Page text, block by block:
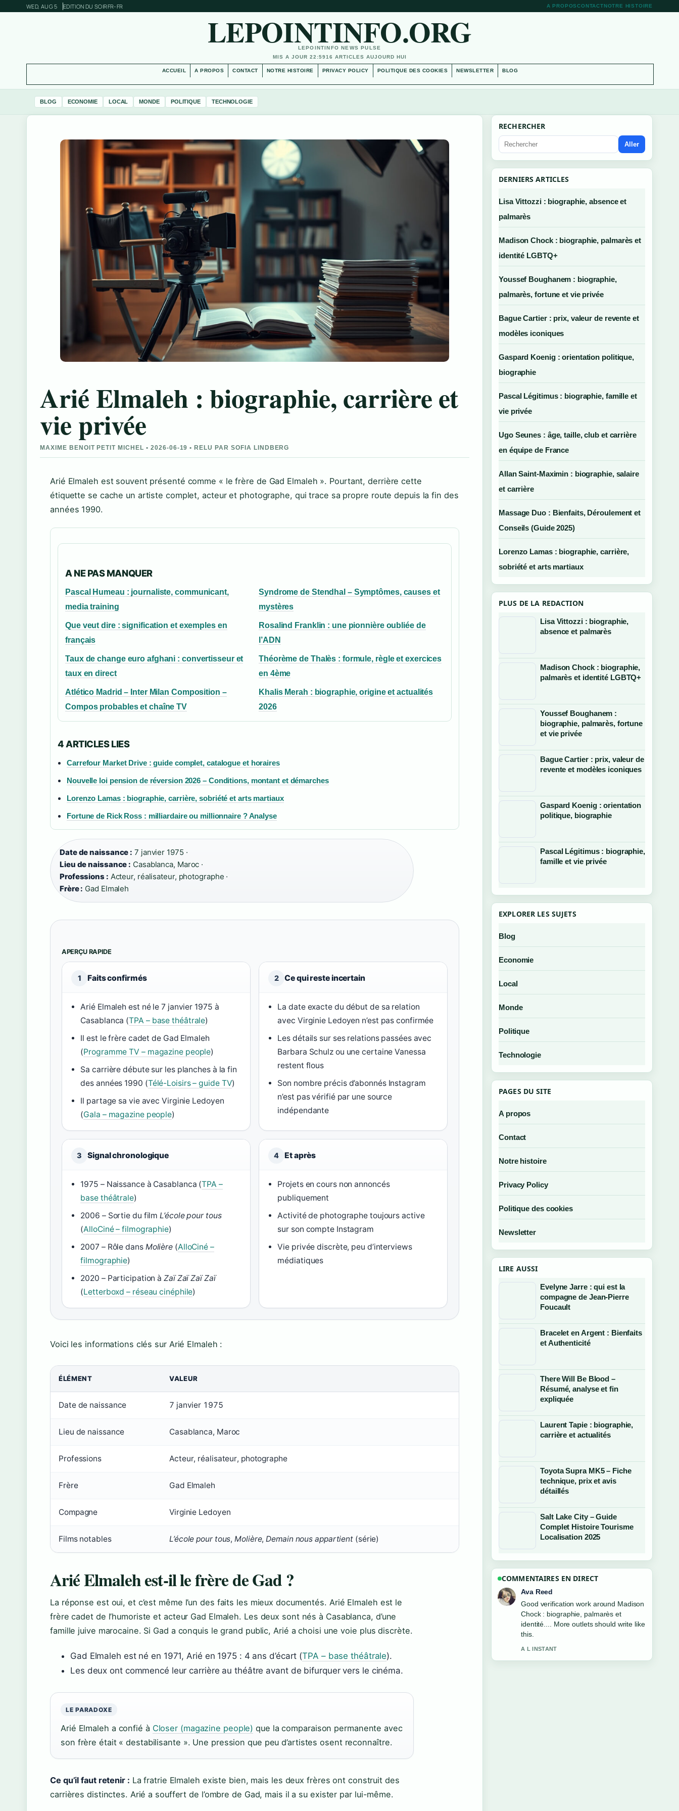
WED, AUG 5 EDITION DU SOIRFR-FR A PROPOSCONTACTNOTRE HISTOIRE
LEPOINTINFO.ORG
LEPOINTINFO NEWS PULSE
MIS A JOUR 22:5916 ARTICLES AUJOURD HUI
ACCUEIL A PROPOS CONTACT NOTRE HISTOIRE PRIVACY POLICY POLITIQUE DES COOKIES NEWSLETTER BLOG
BLOG ECONOMIE LOCAL MONDE POLITIQUE TECHNOLOGIE
Arié Elmaleh : biographie, carrière et
vie privée
MAXIME BENOIT PETIT MICHEL • 2026-06-19 • RELU PAR SOFIA LINDBERG
Arié Elmaleh est souvent présenté comme « le frère de Gad Elmaleh ». Pourtant, derrière cette
étiquette se cache un artiste complet, acteur et photographe, qui trace sa propre route depuis la fin des
années 1990.
A NE PAS MANQUER
Pascal Humeau : journaliste, communicant,
media training
Syndrome de Stendhal – Symptômes, causes et
mystères
Que veut dire : signification et exemples en
français
Rosalind Franklin : une pionnière oubliée de
l’ADN
Taux de change euro afghani : convertisseur et
taux en direct
Théorème de Thalès : formule, règle et exercices
en 4ème
Atlético Madrid – Inter Milan Composition –
Compos probables et chaîne TV
Khalis Merah : biographie, origine et actualités
2026
4 ARTICLES LIES
Carrefour Market Drive : guide complet, catalogue et horaires
Nouvelle loi pension de réversion 2026 – Conditions, montant et démarches
Lorenzo Lamas : biographie, carrière, sobriété et arts martiaux
Fortune de Rick Ross : milliardaire ou millionnaire ? Analyse
Date de naissance : 7 janvier 1975 ·
Lieu de naissance : Casablanca, Maroc ·
Professions : Acteur, réalisateur, photographe ·
Frère : Gad Elmaleh
APERÇU RAPIDE
1 Faits confirmés
Arié Elmaleh est né le 7 janvier 1975 à
Casablanca (TPA – base théâtrale)
Il est le frère cadet de Gad Elmaleh
(Programme TV – magazine people)
Sa carrière débute sur les planches à la fin
des années 1990 (Télé-Loisirs – guide TV)
Il partage sa vie avec Virginie Ledoyen
(Gala – magazine people)
2 Ce qui reste incertain
La date exacte du début de sa relation
avec Virginie Ledoyen n’est pas confirmée
Les détails sur ses relations passées avec
Barbara Schulz ou une certaine Vanessa
restent flous
Son nombre précis d’abonnés Instagram
n’est pas vérifié par une source
indépendante
3 Signal chronologique
1975 – Naissance à Casablanca (TPA –
base théâtrale)
2006 – Sortie du filmL’école pour tous
(AlloCiné – filmographie)
2007 – Rôle dans Molière (AlloCiné –
filmographie)
2020 – Participation àZaï Zaï Zaï Zaï
(Letterboxd – réseau cinéphile)
4 Et après
Projets en cours non annoncés
publiquement
Activité de photographe toujours active
sur son compte Instagram
Vie privée discrète, peu d’interviews
médiatiques
Voici les informations clés sur Arié Elmaleh :
d’Arié
ÉLÉMENT VALEUR
Date de naissance 7 janvier 1975
Lieu de naissance Casablanca, Maroc
Professions Acteur, réalisateur, photographe
Frère Gad Elmaleh
Compagne Virginie Ledoyen
Films notables L’école pour tous,Molière,Demain nous appartient (série)
Arié Elmaleh est-il le frère de Gad ?
La réponse est oui, et c’est même l’un des faits les mieux documentés. Arié Elmaleh est le
frère cadet de l’humoriste et acteur Gad Elmaleh. Les deux sont nés à Casablanca, d’une
famille juive marocaine. Si Gad a conquis le grand public, Arié a choisi une voie plus discrète.
Gad Elmaleh est né en 1971, Arié en 1975 : 4 ans d’écart (TPA – base théâtrale).
Les deux ont commencé leur carrière au théâtre avant de bifurquer vers le cinéma.
LE PARADOXE
Arié Elmaleh a confié à Closer (magazine people) que la comparaison permanente avec
son frère était « destabilisante ». Une pression que peu d’artistes osent reconnaître.
Ce qu’il faut retenir : La fratrie Elmaleh existe bien, mais les deux frères ont construit des
carrières distinctes. Arié a souffert de l’ombre de Gad, mais il a su exister par lui-même.
RECHERCHER
Aller
DERNIERS ARTICLES
Lisa Vittozzi : biographie, absence et
palmarès
Madison Chock : biographie, palmarès et
identité LGBTQ+
Youssef Boughanem : biographie,
palmarès, fortune et vie privée
Bague Cartier : prix, valeur de revente et
modèles iconiques
Gaspard Koenig : orientation politique,
biographie
Pascal Légitimus : biographie, famille et
vie privée
Ugo Seunes : âge, taille, club et carrière
en équipe de France
Allan Saint-Maximin : biographie, salaire
et carrière
Massage Duo : Bienfaits, Déroulement et
Conseils (Guide 2025)
Lorenzo Lamas : biographie, carrière,
sobriété et arts martiaux
PLUS DE LA REDACTION
Lisa Vittozzi : biographie,
absence et palmarès
Madison Chock : biographie,
palmarès et identité LGBTQ+
Youssef Boughanem :
biographie, palmarès, fortune
et vie privée
Bague Cartier : prix, valeur de
revente et modèles iconiques
Gaspard Koenig : orientation
politique, biographie
Pascal Légitimus : biographie,
famille et vie privée
EXPLORER LES SUJETS
Blog
Economie
Local
Monde
Politique
Technologie
PAGES DU SITE
A propos
Contact
Notre histoire
Privacy Policy
Politique des cookies
Newsletter
LIRE AUSSI
Evelyne Jarre : qui est la
compagne de Jean-Pierre
Foucault
Bracelet en Argent : Bienfaits
et Authenticité
There Will Be Blood –
Résumé, analyse et fin
expliquée
Laurent Tapie : biographie,
carrière et actualités
Toyota Supra MK5 – Fiche
technique, prix et avis
détaillés
Salt Lake City – Guide
Complet Histoire Tourisme
Localisation 2025
COMMENTAIRES EN DIRECT
Jonas Berg
Strong breakdown on Youssef
Boughanem : biographie, palmarès,
fortune et.... This is the clearest
summary I have seen today.
3 MIN PLUS TOT